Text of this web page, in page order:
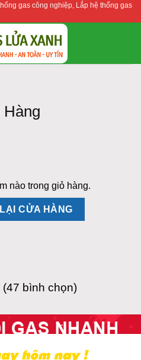
gas công nghiệp, Lắp hệ thống gas
Hàng
nào trong giỏ hàng.
CỬA HÀNG
(47 bình chọn)